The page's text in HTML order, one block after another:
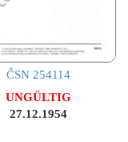
ČSN 254114
UNGÜLTIG
27.12.1954